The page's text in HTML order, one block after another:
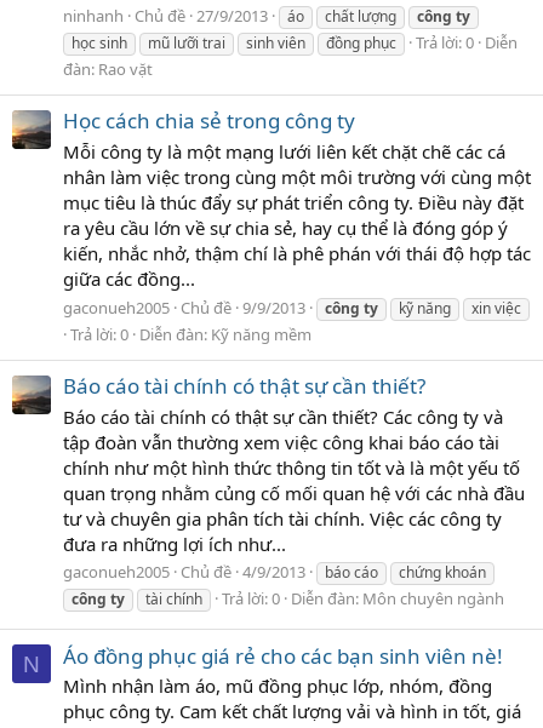
ninhanh Chủ đề 27/9/2013 áo chất lượng công ty
học sinh
mũ lưỡi trai sinh viên đồng phục Trả lời: 0 Diễn
đàn: Rao vặt
Học cách chia sẻ trong công ty
Mỗi công ty là một mạng lưới liên kết chặt chẽ các cá
nhân làm việc trong cùng một môi trường với cùng một
mục tiêu là thúc đẩy sự phát triển công ty. Điều này đặt
ra yêu cầu lớn về sự chia sẻ, hay cụ thể là đóng góp ý
kiến, nhắc nhở, thậm chí là phê phán với thái độ hợp tác
giữa các đồng...
gaconueh2005 Chủ đề 9/9/2013 công ty kỹ năng xin việc
Trả lời: 0 Diễn đàn: Kỹ năng mềm
Báo cáo tài chính có thật sự cần thiết?
Báo cáo tài chính có thật sự cần thiết? Các công ty và
tập đoàn vẫn thường xem việc công khai báo cáo tài
chính như một hình thức thông tin tốt và là một yếu tố
quan trọng nhằm củng cố mối quan hệ với các nhà đầu
tư và chuyên gia phân tích tài chính. Việc các công ty
đưa ra những lợi ích như...
gaconueh2005 Chủ đề 4/9/2013 báo cáo
chứng khoán
công ty tài chính Trả lời: 0 Diễn đàn: Môn chuyên ngành
N Áo đồng phục giá rẻ cho các bạn sinh viên nè!
Mình nhận làm áo, mũ đồng phục lớp, nhóm, đồng
phục công ty. Cam kết chất lượng vải và hình in tốt, giá